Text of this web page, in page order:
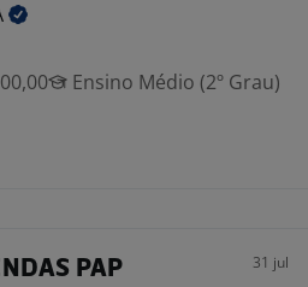
Ensino Médio (2º Grau)
PAP 31 jul